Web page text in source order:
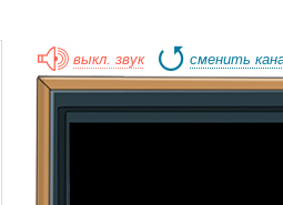
выкл. звук сменить